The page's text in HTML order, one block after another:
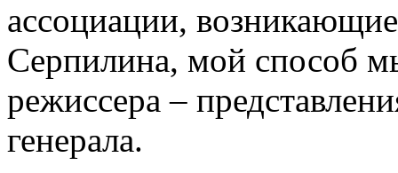
ассоциации,
Серпилина, мой способ
режиссера –
генерала.